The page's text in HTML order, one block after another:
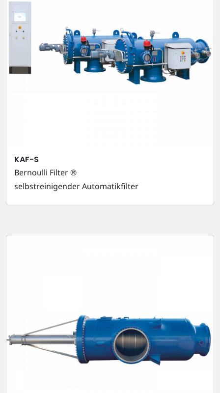
KAF-S
Bernoulli Filter ®
selbstreinigender Automatikfilter